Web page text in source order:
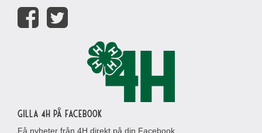
Gilla 4H på Facebook
Få nyheter från 4H direkt på din Facebook.